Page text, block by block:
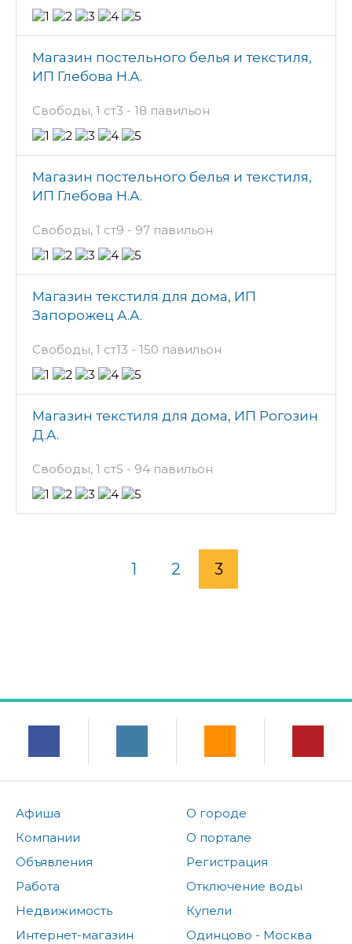
Магазин постельного белья и текстиля,
ИП Глебова Н.А.
Свободы, 1 ст3 - 18 павильон
Магазин постельного белья и текстиля,
ИП Глебова Н.А.
Свободы, 1 ст9 - 97 павильон
Магазин текстиля для дома, ИП
Запорожец А.А.
Свободы, 1 ст13 - 150 павильон
Магазин текстиля для дома, ИП Рогозин
Д.А.
Свободы, 1 ст5 - 94 павильон
1 2 3
Афиша
Компании
Объявления
Работа
Недвижимость
Интернет-магазин
О городе
О портале
Регистрация
Отключение воды
Купели
Одинцово - Москва